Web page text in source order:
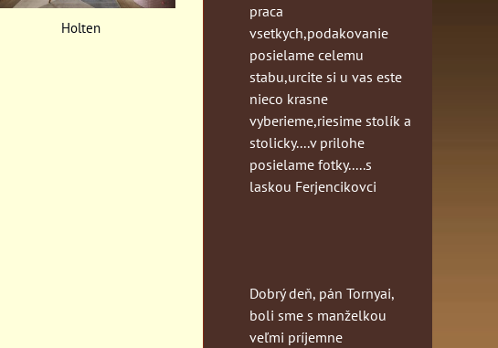
Holten
praca
vsetkych,podakovanie
posielame celemu
stabu,urcite si u vas este
nieco krasne
vyberieme,riesime stolík a
stolicky....v prilohe
posielame fotky.....s
laskou Ferjencikovci
Dobrý deň, pán Tornyai,
boli sme s manželkou
veľmi príjemne